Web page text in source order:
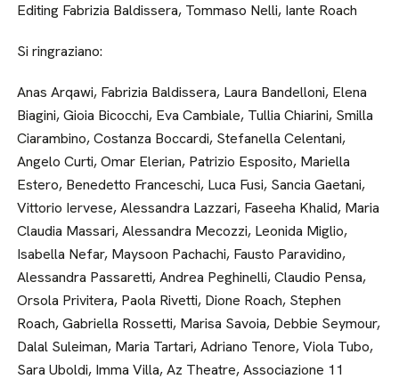
Editing Fabrizia Baldissera, Tommaso Nelli, Iante Roach
Si ringraziano:
Anas Arqawi, Fabrizia Baldissera, Laura Bandelloni, Elena
Biagini, Gioia Bicocchi, Eva Cambiale, Tullia Chiarini, Smilla
Ciarambino, Costanza Boccardi, Stefanella Celentani,
Angelo Curti, Omar Elerian, Patrizio Esposito, Mariella
Estero, Benedetto Franceschi, Luca Fusi, Sancia Gaetani,
Vittorio Iervese, Alessandra Lazzari, Faseeha Khalid, Maria
Claudia Massari, Alessandra Mecozzi, Leonida Miglio,
Isabella Nefar, Maysoon Pachachi, Fausto Paravidino,
Alessandra Passaretti, Andrea Peghinelli, Claudio Pensa,
Orsola Privitera, Paola Rivetti, Dione Roach, Stephen
Roach, Gabriella Rossetti, Marisa Savoia, Debbie Seymour,
Dalal Suleiman, Maria Tartari, Adriano Tenore, Viola Tubo,
Sara Uboldi, Imma Villa, Az Theatre, Associazione 11